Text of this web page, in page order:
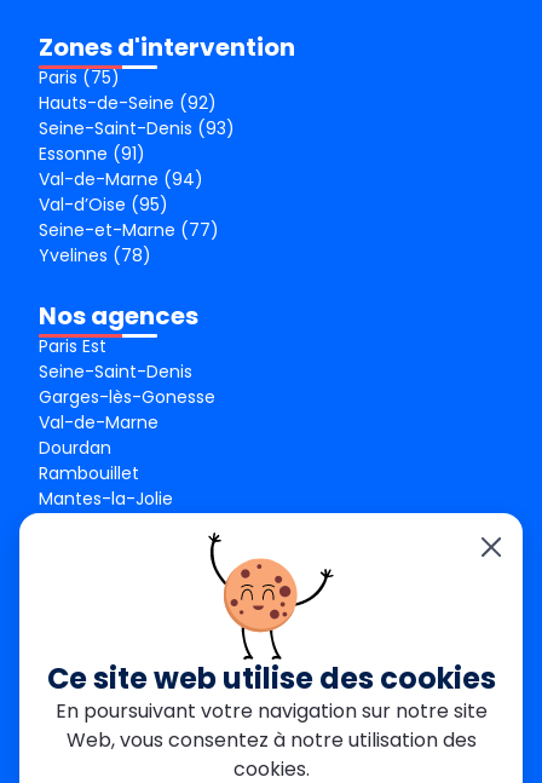
Zones d'intervention
Paris (75)
Hauts-de-Seine (92)
Seine-Saint-Denis (93)
Essonne (91)
Val-de-Marne (94)
Val-d’Oise (95)
Seine-et-Marne (77)
Yvelines (78)
Nos agences
Paris Est
Seine-Saint-Denis
Garges-lès-Gonesse
Val-de-Marne
Dourdan
Rambouillet
Mantes-la-Jolie
contact@metallerie-grand-paris.com
46 bis Av. du Maine, 75015 Paris
Mentions légales
Ce site web utilise des cookies
En poursuivant votre navigation sur notre site
Web, vous consentez à notre utilisation des
cookies.